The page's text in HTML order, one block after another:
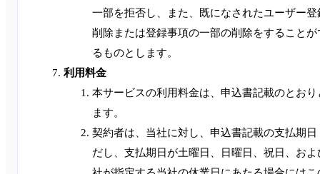
一部を拒否し、また、既になされたユーザー登
削除または登録事項の一部の削除をすることが
るものとします。
利用料金
本サービスの利用料金は、申込書記載のとおり
ます。
契約者は、当社に対し、申込書記載の支払期日
だし、支払期日が土曜日、日曜日、祝日、およ